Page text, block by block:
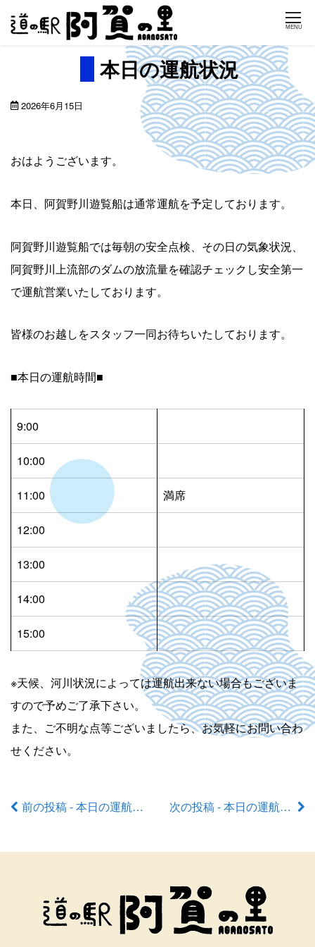
Skip
MENU
本日の運航状況
2026年6月15日
おはようございます。
本日、阿賀野川遊覧船は通常運航を予定しております。
阿賀野川遊覧船では毎朝の安全点検、その日の気象状況、
阿賀野川上流部のダムの放流量を確認チェックし安全第一
で運航営業いたしております。
皆様のお越しをスタッフ一同お待ちいたしております。
■本日の運航時間■
9:00
10:00
11:00 満席
12:00
13:00
14:00
15:00
※天候、河川状況によっては運航出来ない場合もございま
すので予めご了承下さい。
また、ご不明な点等ございましたら、お気軽にお問い合わ
せください。
前前の投稿 - 本日の運航状況 次の投稿 - 本日の運航状況